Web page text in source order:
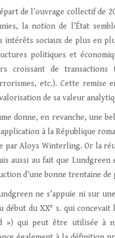
de l’ouvrage collectif de
la notion de l’État
intérêts sociaux de plus en
politiques et
croissant de transactions
etc.). Cette remise
de sa valeur
donne, en revanche, une
à la République
par Aloys Winterling. Or la
aussi au fait que
d’une bonne trentaine de
ne s’appuie ni sur
début du XXe s. qui concevait
») qui peut être utilisée à